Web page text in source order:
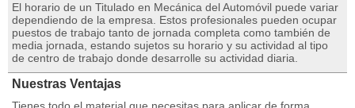
El horario de un Titulado en Mecánica del Automóvil puede variar
dependiendo de la empresa. Estos profesionales pueden ocupar
puestos de trabajo tanto de jornada completa como también de
media jornada, estando sujetos su horario y su actividad al tipo
de centro de trabajo donde desarrolle su actividad diaria.
Nuestras Ventajas